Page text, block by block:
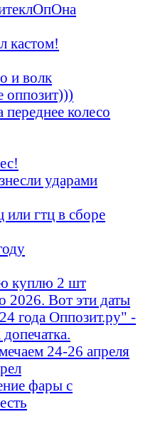
кастом!
и волк
оппозит)))
колесо
ударами
гтц в сборе
куплю 2 шт
2026. Вот эти даты
года Оппозит.ру" -
24-26 апреля
фары с